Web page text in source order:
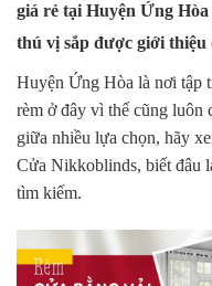
giá rẻ tại Huyện Ứng
thú vị sắp được giới thiệu
Huyện Ứng Hòa là nơi tập
rèm ở đây vì thế cũng luôn
giữa nhiều lựa chọn, hãy
Cửa Nikkoblinds, biết đâu
tìm kiếm.